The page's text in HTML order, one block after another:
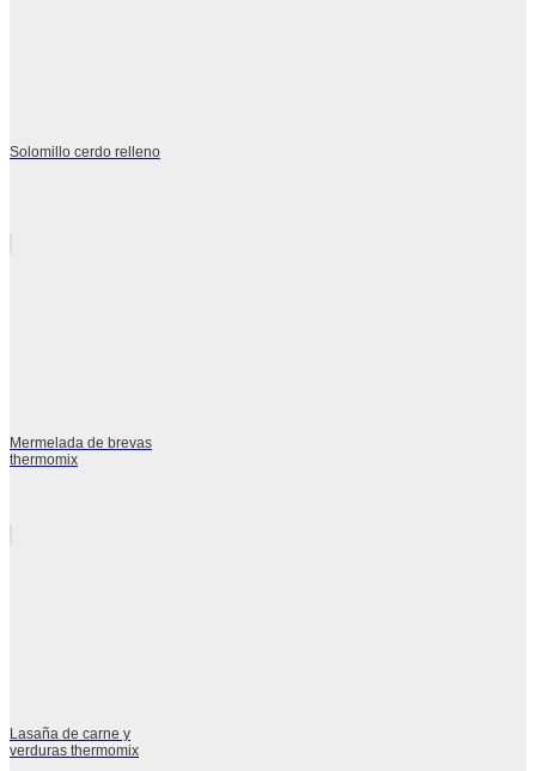
Solomillo cerdo relleno
Mermelada de brevas
thermomix
Lasaña de carne y
verduras thermomix